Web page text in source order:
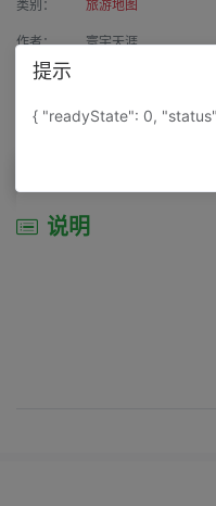
类别： 旅游地图
作者： 寰宇天涯
来源：
属性： 地图属性： 地图类
说明
提示
{ "readyState": 0,